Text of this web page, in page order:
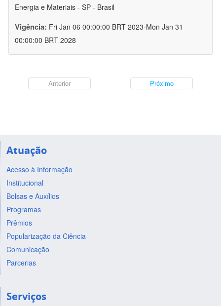
Energia e Materiais - SP - Brasil
Vigência: Fri Jan 06 00:00:00 BRT 2023-Mon Jan 31
00:00:00 BRT 2028
Anterior Próximo
Atuação
Acesso à Informação
Institucional
Bolsas e Auxílios
Programas
Prêmios
Popularização da Ciência
Comunicação
Parcerias
Serviços